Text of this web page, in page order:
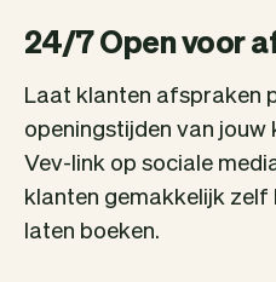
24/7 Open voor
Laat klanten afspraken
openingstijden van jouw
Vev-link op sociale
klanten gemakkelijk
laten boeken.